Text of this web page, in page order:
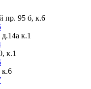
пр. 95 б, к.6
к.1
к.1
к.6